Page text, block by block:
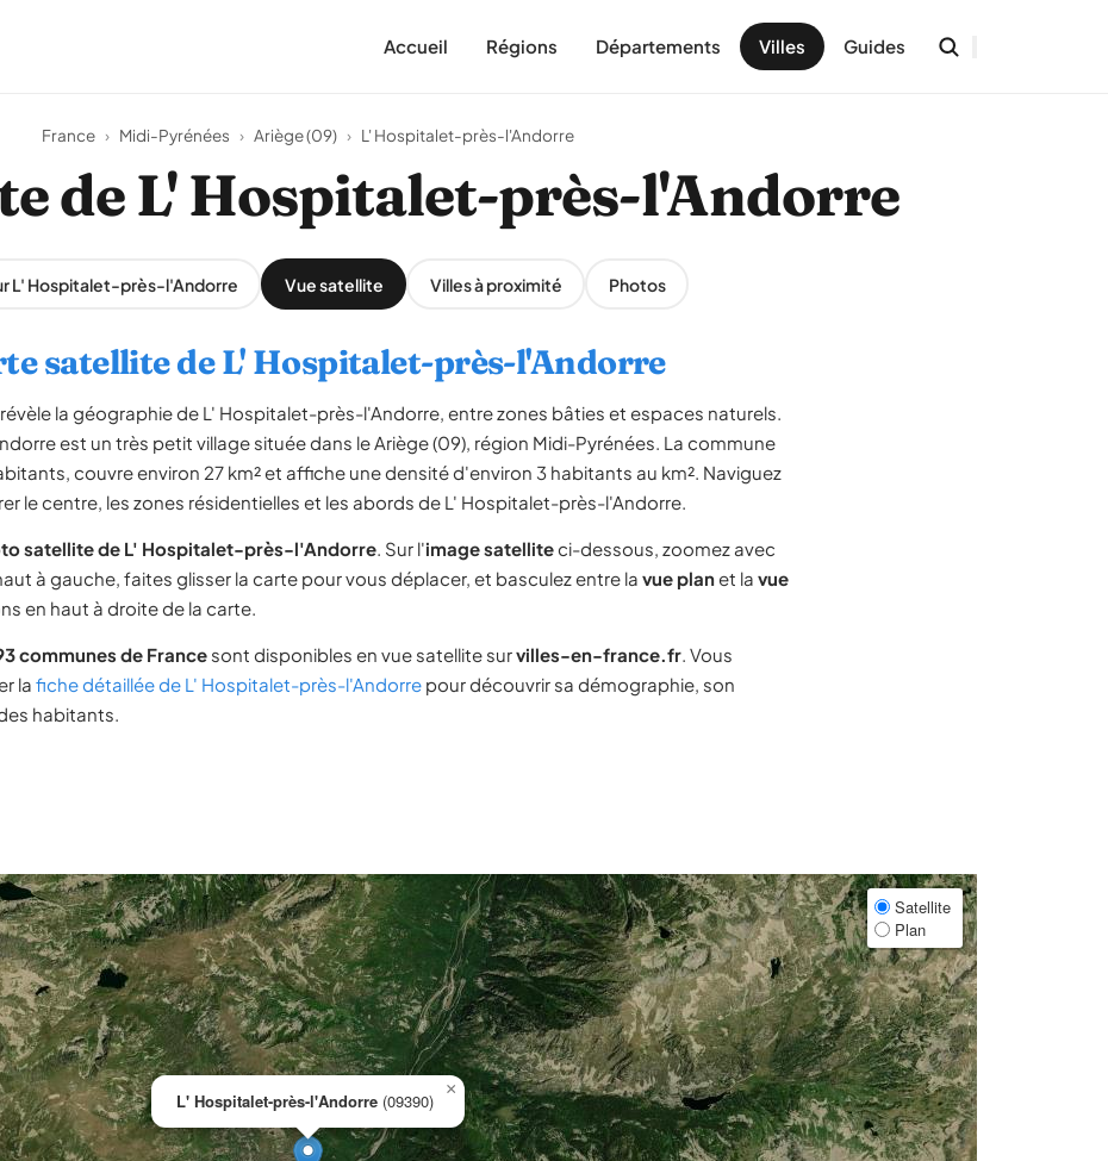
Accueil Régions Départements Villes Guides
France › Midi-Pyrénées › Ariège (09) › L' Hospitalet-près-l'Andorre
de L' Hospitalet-près-l'Andorre
L' Hospitalet-près-l'Andorre Vue satellite Villes à proximité Photos
satellite de L' Hospitalet-près-l'Andorre
la géographie de L' Hospitalet-près-l'Andorre, entre zones bâties et espaces naturels.
est un très petit village située dans le Ariège (09), région Midi-Pyrénées. La commune
couvre environ 27 km² et affiche une densité d'environ 3 habitants au km². Naviguez
le centre, les zones résidentielles et les abords de L' Hospitalet-près-l'Andorre.
satellite de L' Hospitalet-près-l'Andorre. Sur l'image satelliteci-dessous, zoomez avec
à gauche, faites glisser la carte pour vous déplacer, et basculez entre la vue planet la vue
en haut à droite de la carte.
communes de France sont disponibles en vue satellite survilles-en-france.fr. Vous
la fiche détaillée de L' Hospitalet-près-l'Andorre pour découvrir sa démographie, son
habitants.
L' Hospitalet-près-l'Andorre (09390)
×
Satellite
Plan